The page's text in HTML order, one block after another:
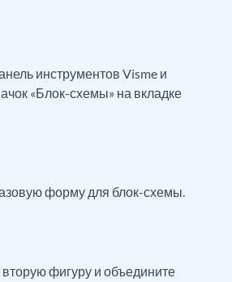
инструментов Visme и
«Блок-схемы» на вкладке
форму для блок-схемы.
фигуру и объедините